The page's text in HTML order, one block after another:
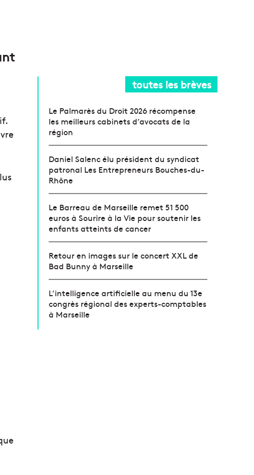
toutes les brèves
Le Palmarès du Droit 2026 récompense
les meilleurs cabinets d’avocats de la
région
Daniel Salenc élu président du syndicat
patronal Les Entrepreneurs Bouches-du-
Rhône
Le Barreau de Marseille remet 51 500
euros à Sourire à la Vie pour soutenir les
enfants atteints de cancer
Retour en images sur le concert XXL de
Bad Bunny à Marseille
L’intelligence artificielle au menu du 13e
congrès régional des experts-comptables
à Marseille